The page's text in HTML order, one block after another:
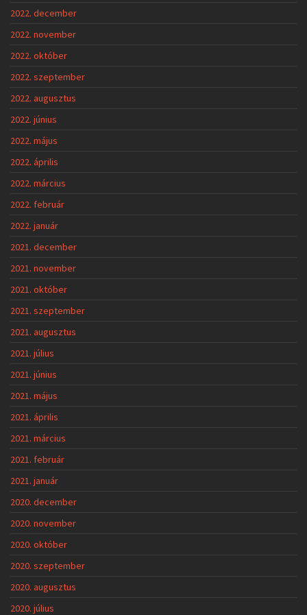
2022. december
2022. november
2022. október
2022. szeptember
2022. augusztus
2022. június
2022. május
2022. április
2022. március
2022. február
2022. január
2021. december
2021. november
2021. október
2021. szeptember
2021. augusztus
2021. július
2021. június
2021. május
2021. április
2021. március
2021. február
2021. január
2020. december
2020. november
2020. október
2020. szeptember
2020. augusztus
2020. július